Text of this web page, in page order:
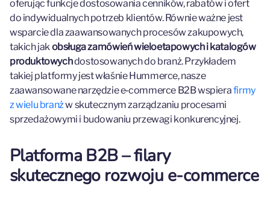
oferując funkcje dostosowania cenników, rabatów i ofert
do indywidualnych potrzeb klientów. Równie ważne jest
wsparcie dla zaawansowanych procesów zakupowych,
takich jak obsługa zamówień wieloetapowych i katalogów
produktowychdostosowanych do branż. Przykładem
takiej platformy jest właśnie Hummerce, nasze
zaawansowane narzędzie e‑commerce B2B wspierafirmy
z wielu branżw skutecznym zarządzaniu procesami
sprzedażowymi i budowaniu przewagi konkurencyjnej.
Platforma B2B – filary
skutecznego rozwoju e‑commerce